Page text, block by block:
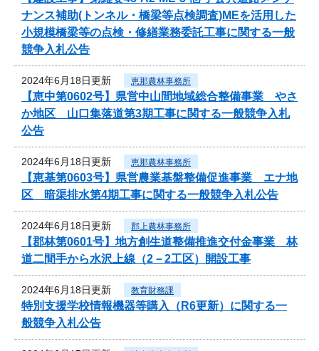
ナンス補助(トンネル・橋梁等点検調査)MEを活用した
小規模橋梁等の点検・修繕業務委託工事に関する一般
競争入札公告
2024年6月18日更新 恵那農林事務所
【恵中第0602号】県営中山間地域総合整備事業 やさ
か地区 山口集落道第3期工事に関する一般競争入札
公告
2024年6月18日更新 恵那農林事務所
【恵基第0603号】県営農業基盤整備促進事業 エナ地
区 暗渠排水第4期工事に関する一般競争入札公告
2024年6月18日更新 郡上農林事務所
【郡林第0601号】地方創生道整備推進交付金事業 林
道二間手から水沢上線（2－2工区）開設工事
2024年6月18日更新 教育財務課
特別支援学校情報機器等購入（R6更新）に関する一
般競争入札公告